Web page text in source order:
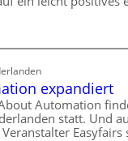
expandiert
Automation
statt. Und
Easyfairs